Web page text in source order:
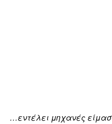
…εντέλει μηχανές